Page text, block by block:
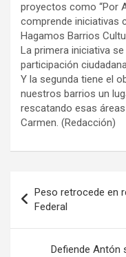
proyectos como “Por
comprende iniciativas
Hagamos Barrios
La primera iniciativa
participación
Y la segunda tiene el
nuestros barrios un
rescatando esas
Carmen. (Redacción)
de
entradas
Peso retrocede en
Federal
Defiende